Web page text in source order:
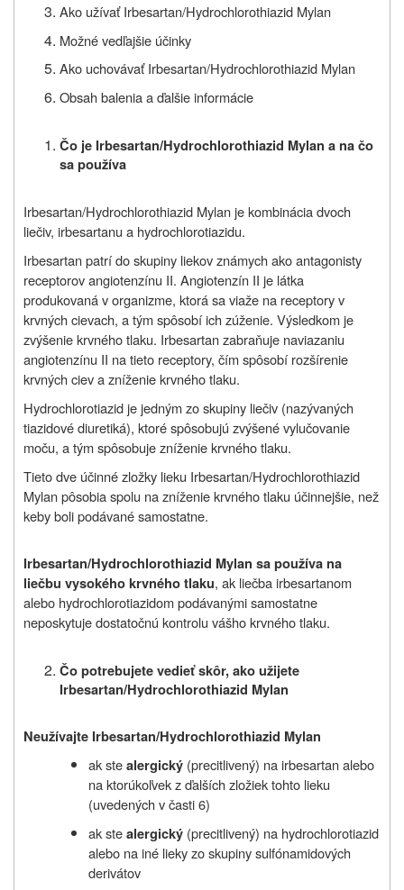
Ako užívať Irbesartan/Hydrochlorothiazid Mylan
Možné vedľajšie účinky
Ako uchovávať Irbesartan/Hydrochlorothiazid Mylan
Obsah balenia a ďalšie informácie
Čo je Irbesartan/Hydrochlorothiazid Mylan a na čo
sa používa
Irbesartan/Hydrochlorothiazid Mylan je kombinácia dvoch
liečiv, irbesartanu a hydrochlorotiazidu.
Irbesartan patrí do skupiny liekov známych ako antagonisty
receptorov angiotenzínu II. Angiotenzín II je látka
produkovaná v organizme, ktorá sa viaže na receptory v
krvných cievach, a tým spôsobí ich zúženie. Výsledkom je
zvýšenie krvného tlaku. Irbesartan zabraňuje naviazaniu
angiotenzínu II na tieto receptory, čím spôsobí rozšírenie
krvných ciev a zníženie krvného tlaku.
Hydrochlorotiazid je jedným zo skupiny liečiv (nazývaných
tiazidové diuretiká), ktoré spôsobujú zvýšené vylučovanie
moču, a tým spôsobuje zníženie krvného tlaku.
Tieto dve účinné zložky lieku Irbesartan/Hydrochlorothiazid
Mylan pôsobia spolu na zníženie krvného tlaku účinnejšie, než
keby boli podávané samostatne.
Irbesartan/Hydrochlorothiazid Mylan sa používa na
liečbu vysokého krvného tlaku, ak liečba irbesartanom
alebo hydrochlorotiazidom podávanými samostatne
neposkytuje dostatočnú kontrolu vášho krvného tlaku.
Čo potrebujete vedieť skôr, ako užijete
Irbesartan/Hydrochlorothiazid Mylan
Neužívajte Irbesartan/Hydrochlorothiazid Mylan
ak stealergický (precitlivený) na irbesartan alebo
na ktorúkoľvek z ďalších zložiek tohto lieku
(uvedených v časti 6)
ak stealergický (precitlivený) na hydrochlorotiazid
alebo na iné lieky zo skupiny sulfónamidových
derivátov